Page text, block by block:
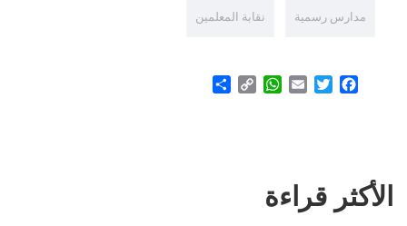
مدارس رسمية نقابة المعلمين
Facebook
Twitter
Email
WhatsApp
Copy
الأكثر قراءة